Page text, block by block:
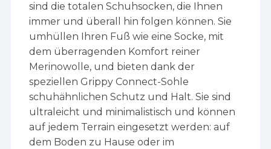
sind die totalen Schuhsocken, die Ihnen
immer und überall hin folgen können. Sie
umhüllen Ihren Fuß wie eine Socke, mit
dem überragenden Komfort reiner
Merinowolle, und bieten dank der
speziellen Grippy Connect-Sohle
schuhähnlichen Schutz und Halt. Sie sind
ultraleicht und minimalistisch und können
auf jedem Terrain eingesetzt werden: auf
dem Boden zu Hause oder im